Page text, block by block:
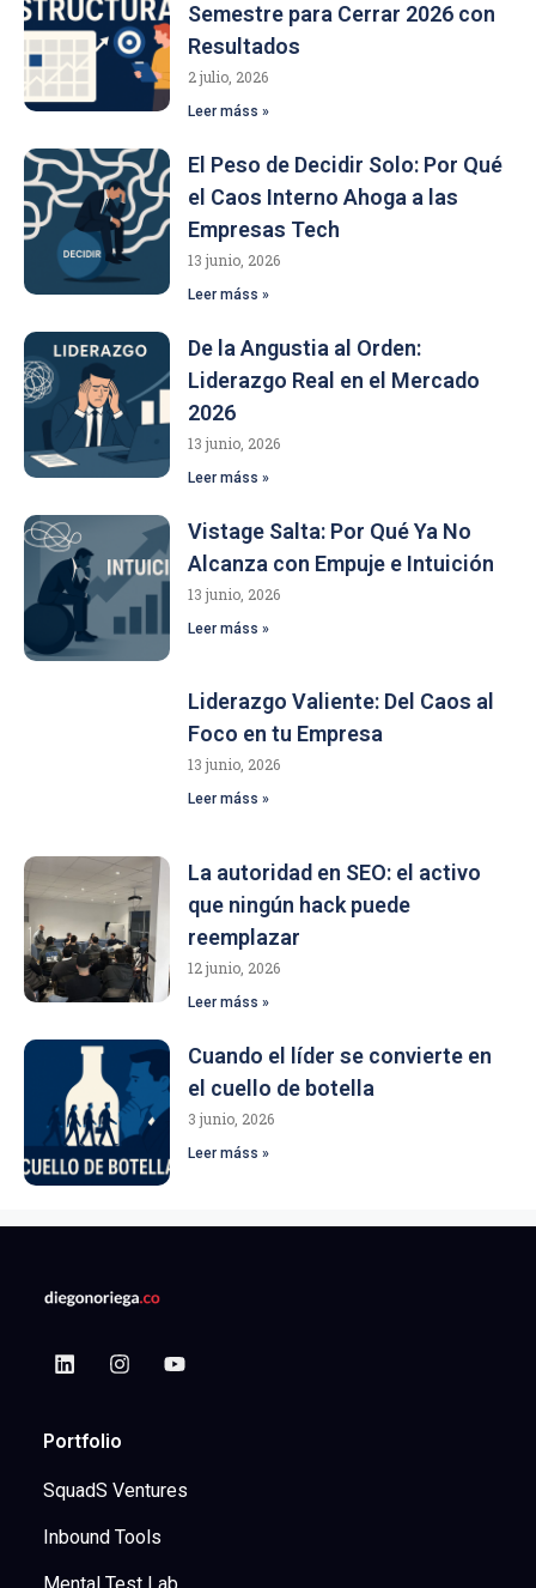
Semestre para Cerrar 2026 con
Resultados
2 julio, 2026
Leer máss »
El Peso de Decidir Solo: Por Qué
el Caos Interno Ahoga a las
Empresas Tech
13 junio, 2026
Leer máss »
De la Angustia al Orden:
Liderazgo Real en el Mercado
2026
13 junio, 2026
Leer máss »
Vistage Salta: Por Qué Ya No
Alcanza con Empuje e Intuición
13 junio, 2026
Leer máss »
Liderazgo Valiente: Del Caos al
Foco en tu Empresa
13 junio, 2026
Leer máss »
La autoridad en SEO: el activo
que ningún hack puede
reemplazar
12 junio, 2026
Leer máss »
Cuando el líder se convierte en
el cuello de botella
3 junio, 2026
Leer máss »
Portfolio
SquadS Ventures
Inbound Tools